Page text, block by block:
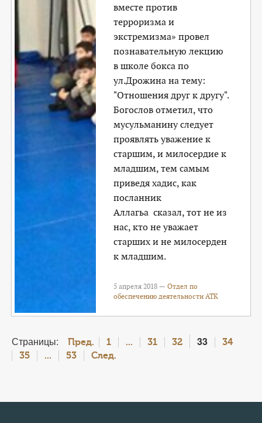
вместе против
терроризма и
экстремизма» провел
познавательную лекцию
в школе бокса по
ул.Дрожина на тему:
"Отношения друг к другу".
Богослов отметил, что
мусульманину следует
проявлять уважение к
старшим, и милосердие к
младшим, тем самым
приведя хадис, как
посланник
Аллагьа сказал, тот не из
нас, кто не уважает
старших и не милосерден
к младшим.
5 апреля 2018 —Отдел по
обеспечению деятельности АТК
Страницы: Пред. 1 ... 31 32 33
34
35
... 53 След.